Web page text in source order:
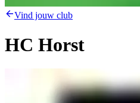
Vind jouw club
HC Horst